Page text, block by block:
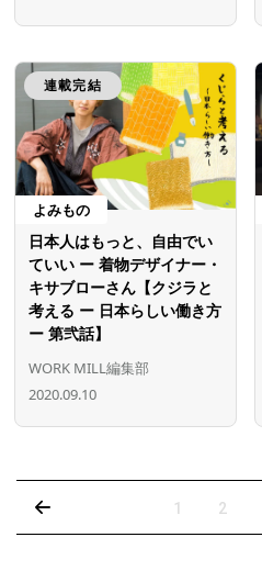
連載完結
よみもの
日本人はもっと、自由でい
ていい ー 着物デザイナー・
キサブローさん【クジラと
考える ー 日本らしい働き方
ー 第弐話】
WORK MILL編集部
2020.09.10
1 2